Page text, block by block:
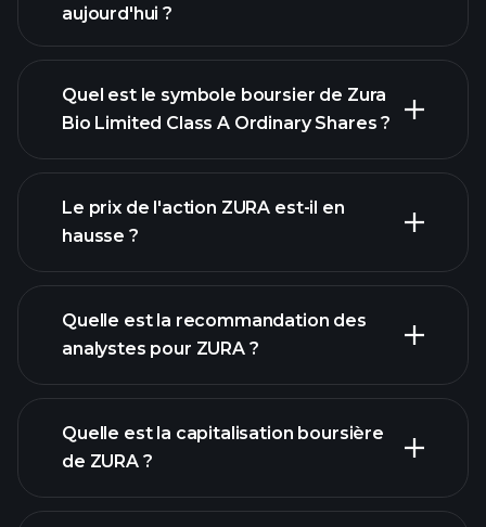
aujourd'hui ?
graphique avancé
Quel est le symbole boursier de Zura
Bio Limited Class A Ordinary Shares ?
Le prix de l'action ZURA est-il en
hausse ?
graphique de
ZURA
Quelle est la recommandation des
analystes pour ZURA ?
Quelle est la capitalisation boursière
de ZURA ?